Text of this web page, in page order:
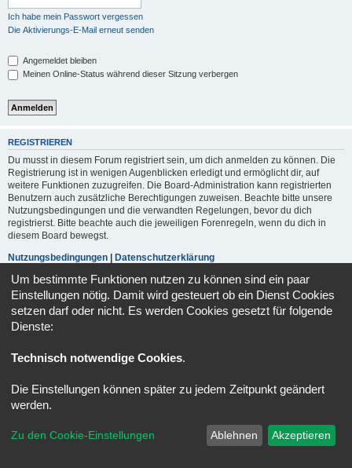
Ich habe mein Passwort vergessen
Die Aktivierungs-E-Mail erneut senden
Angemeldet bleiben
Meinen Online-Status während dieser Sitzung verbergen
REGISTRIEREN
Du musst in diesem Forum registriert sein, um dich anmelden zu können. Die
Registrierung ist in wenigen Augenblicken erledigt und ermöglicht dir, auf
weitere Funktionen zuzugreifen. Die Board-Administration kann registrierten
Benutzern auch zusätzliche Berechtigungen zuweisen. Beachte bitte unsere
Nutzungsbedingungen und die verwandten Regelungen, bevor du dich
registrierst. Bitte beachte auch die jeweiligen Forenregeln, wenn du dich in
diesem Board bewegst.
Nutzungsbedingungen
Datenschutzerklärung
Registrieren
Powered byphpBB ® Forum Software © phpBB Limited
Datenschutz|Nutzungsbedingungen
Um bestimmte Funktionen nutzen zu können sind ein paar
Einstellungen nötig. Damit wird gesteuert ob ein Dienst Cookies
setzen darf oder nicht. Es werden Cookies gesetzt für folgende
Dienste:
Technisch notwendige Cookies.
Die Einstellungen können später zu jedem Zeitpunkt geändert
werden.
Zu den Cookie-Einstellungen Ablehnen Akzeptieren